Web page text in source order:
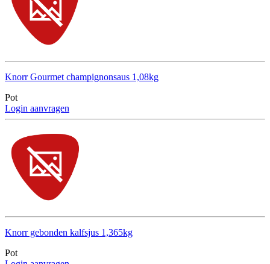
Knorr Gourmet champignonsaus 1,08kg
Pot
Login aanvragen
Knorr gebonden kalfsjus 1,365kg
Pot